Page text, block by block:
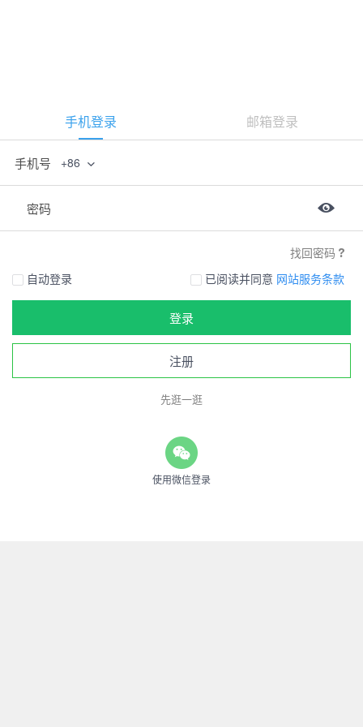
手机登录 邮箱登录
手机号 +86
密码
找回密码
自动登录
已阅读并同意 网站服务条款
登录
注册
先逛一逛
使用微信登录